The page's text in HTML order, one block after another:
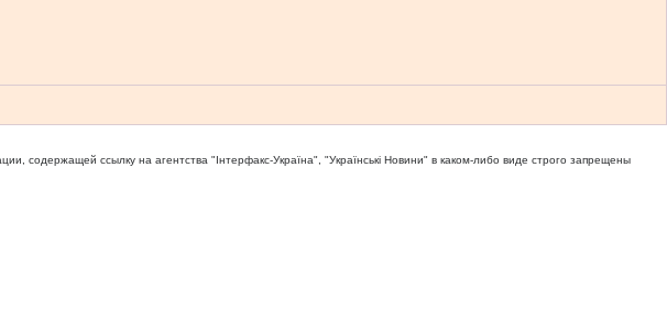
содержащей ссылку на агентства "Iнтерфакс-Україна", "Українськi Новини" в каком-либо виде строго запрещены